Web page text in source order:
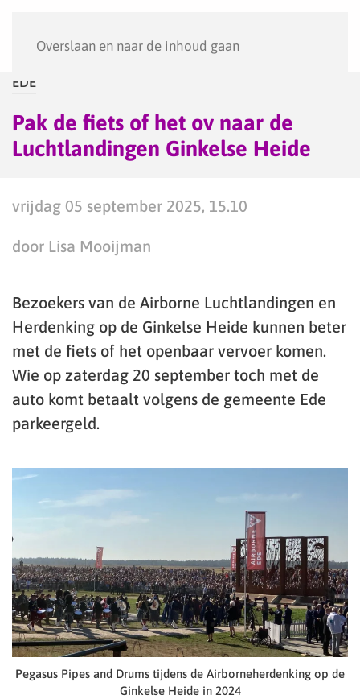
Overslaan en naar de inhoud gaan
EDE
Pak de fiets of het ov naar de
Luchtlandingen Ginkelse Heide
vrijdag 05 september 2025, 15.10
door Lisa Mooijman
Bezoekers van de Airborne Luchtlandingen en
Herdenking op de Ginkelse Heide kunnen beter
met de fiets of het openbaar vervoer komen.
Wie op zaterdag 20 september toch met de
auto komt betaalt volgens de gemeente Ede
parkeergeld.
Pegasus Pipes and Drums tijdens de Airborneherdenking op de
Ginkelse Heide in 2024